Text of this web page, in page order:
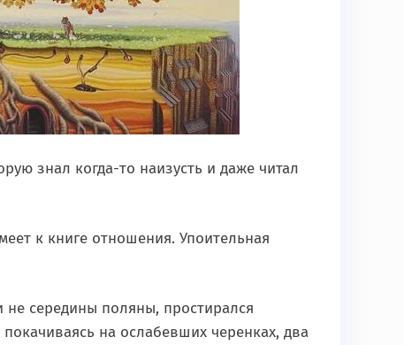
знал когда-то наизусть и даже читал
к книге отношения. Упоительная
не середины поляны, простирался
на ослабевших черенках, два